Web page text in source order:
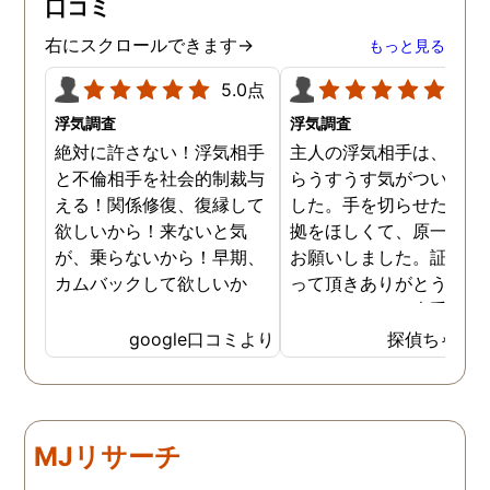
応力を持ってして、見事に
証拠を掴んでくれました。
調査内容も料金も納得。何
より、信頼できます。 私
に、一歩踏み出す勇気と戦
う力を与えてくれた旭法さ
んには感謝しています。
口コミ
右にスクロールできます→ もっと見る
5.0点
浮気調査
絶対に許さない！浮気相手
と不倫相手を社会的制裁与
える！関係修復、復縁して
欲しいから！来ないと気
が、乗らないから！早期、
カムバックして欲しいか
google口コミより
浮気調査
主人の浮気相手は、以前
らうすうす気がついてい
した。手を切らせたくて
拠をほしくて、原一さん
お願いしました。証拠を
って頂きありがとうござ
ました。やはり大手の会
は違いますね。探偵ちゃん
MJリサーチ